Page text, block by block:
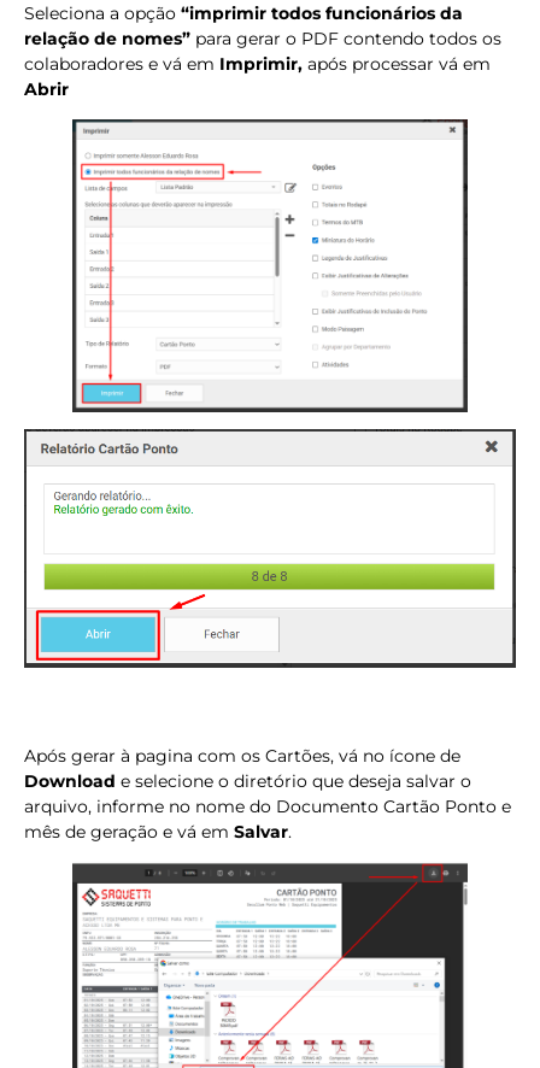
Seleciona a opção “imprimir todos funcionários da
relação de nomes” para gerar o PDF contendo todos os
colaboradores e vá em Imprimir, após processar vá em
Abrir
Após gerar à pagina com os Cartões, vá no ícone de
Download e selecione o diretório que deseja salvar o
arquivo, informe no nome do Documento Cartão Ponto e
mês de geração e vá em Salvar.